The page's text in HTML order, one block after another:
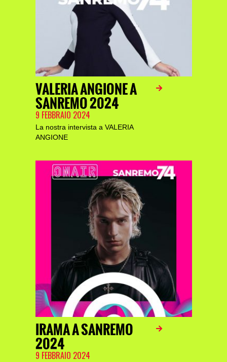
VALERIA ANGIONE A
SANREMO 2024
9 FEBBRAIO 2024
La nostra intervista a VALERIA
ANGIONE
IRAMA A SANREMO
2024
9 FEBBRAIO 2024